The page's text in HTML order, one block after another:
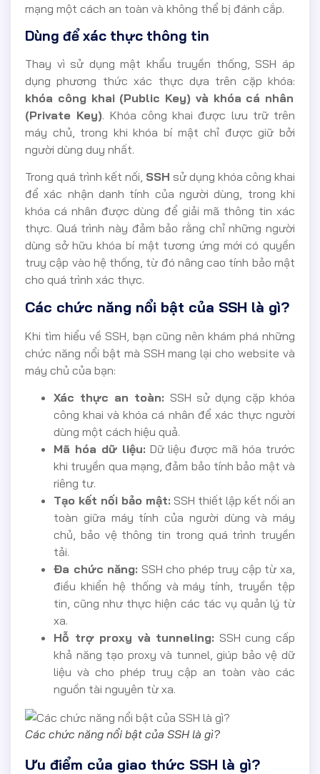
mạng một cách an toàn và không thể bị đánh cắp.
Dùng để xác thực thông tin
Thay vì sử dụng mật khẩu truyền thống, SSH áp
dụng phương thức xác thực dựa trên cặp khóa:
khóa công khai (Public Key) và khóa cá nhân
(Private Key). Khóa công khai được lưu trữ trên
máy chủ, trong khi khóa bí mật chỉ được giữ bởi
người dùng duy nhất.
Trong quá trình kết nối, SSH sử dụng khóa công khai
để xác nhận danh tính của người dùng, trong khi
khóa cá nhân được dùng để giải mã thông tin xác
thực. Quá trình này đảm bảo rằng chỉ những người
dùng sở hữu khóa bí mật tương ứng mới có quyền
truy cập vào hệ thống, từ đó nâng cao tính bảo mật
cho quá trình xác thực.
Các chức năng nổi bật của SSH là gì?
Khi tìm hiểu về SSH, bạn cũng nên khám phá những
chức năng nổi bật mà SSH mang lại cho website và
máy chủ của bạn:
Xác thực an toàn: SSH sử dụng cặp khóa
công khai và khóa cá nhân để xác thực người
dùng một cách hiệu quả.
Mã hóa dữ liệu: Dữ liệu được mã hóa trước
khi truyền qua mạng, đảm bảo tính bảo mật và
riêng tư.
Tạo kết nối bảo mật: SSH thiết lập kết nối an
toàn giữa máy tính của người dùng và máy
chủ, bảo vệ thông tin trong quá trình truyền
tải.
Đa chức năng: SSH cho phép truy cập từ xa,
điều khiển hệ thống và máy tính, truyền tệp
tin, cũng như thực hiện các tác vụ quản lý từ
xa.
Hỗ trợ proxy và tunneling: SSH cung cấp
khả năng tạo proxy và tunnel, giúp bảo vệ dữ
liệu và cho phép truy cập an toàn vào các
nguồn tài nguyên từ xa.
Các chức năng nổi bật của SSH là gì?
Ưu điểm của giao thức SSH là gì?